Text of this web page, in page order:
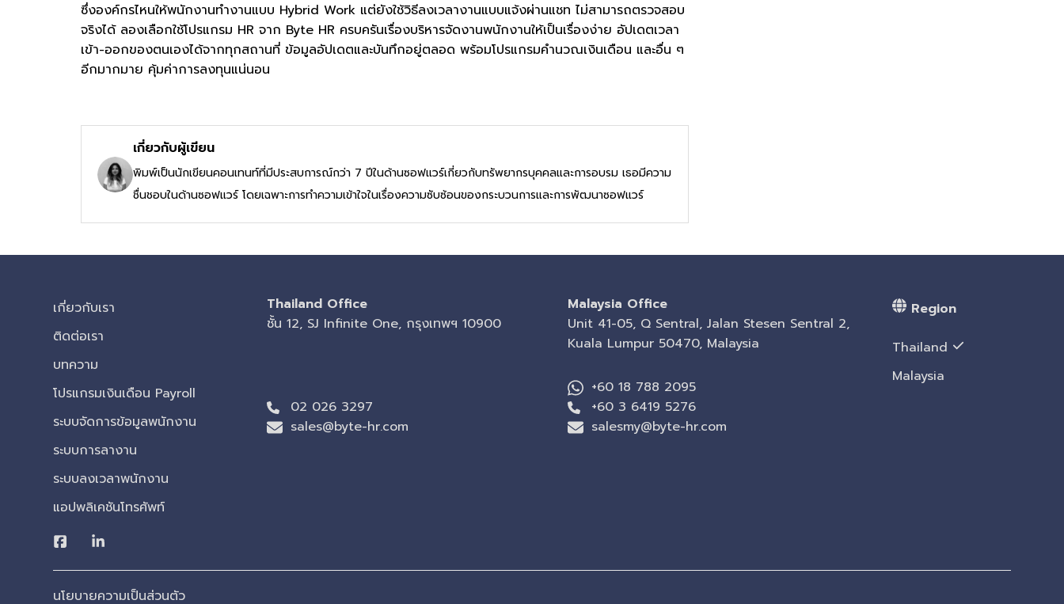
ซึ่งองค์กรไหนให้พนักงานทำงานแบบ Hybrid Work แต่ยังใช้วิธีลงเวลางานแบบแจ้งผ่านแชท ไม่สามารถตรวจสอบ
จริงได้ ลองเลือกใช้โปรแกรม HR จาก Byte HR ครบครันเรื่องบริหารจัดงานพนักงานให้เป็นเรื่องง่าย อัปเดตเวลา
เข้า-ออกของตนเองได้จากทุกสถานที่ ข้อมูลอัปเดตและบันทึกอยู่ตลอด พร้อมโปรแกรมคำนวณเงินเดือน และอื่น ๆ
อีกมากมาย คุ้มค่าการลงทุนแน่นอน
เกี่ยวกับผู้เขียน
พิมพ์เป็นนักเขียนคอนเทนท์ที่มีประสบการณ์กว่า 7 ปีในด้านซอฟแวร์เกี่ยวกับทรัพยากรบุคคลและการอบรม เธอมีความ
ชื่นชอบในด้านซอฟแวร์ โดยเฉพาะการทำความเข้าใจในเรื่องความซับซ้อนของกระบวนการและการพัฒนาซอฟแวร์
เกี่ยวกับเรา
ติดต่อเรา
บทความ
โปรแกรมเงินเดือน Payroll
ระบบจัดการข้อมูลพนักงาน
ระบบการลางาน
ระบบลงเวลาพนักงาน
แอปพลิเคชันโทรศัพท์
Thailand Office
ชั้น 12, SJ Infinite One, กรุงเทพฯ 10900
02 026 3297
sales@byte-hr.com
Malaysia Office
Unit 41-05, Q Sentral, Jalan Stesen Sentral 2,
Kuala Lumpur 50470, Malaysia
+60 18 788 2095
+60 3 6419 5276
salesmy@byte-hr.com
Region
Thailand
Malaysia
นโยบายความเป็นส่วนตัว